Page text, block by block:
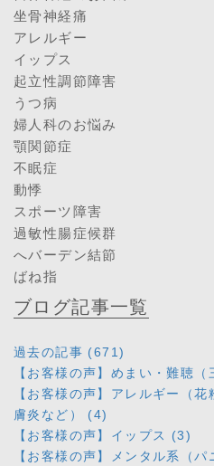
坐骨神経痛
アレルギー
イップス
起立性調節障害
うつ病
婦人科のお悩み
顎関節症
不眠症
動悸
スポーツ障害
過敏性腸症候群
へバーデン結節
ばね指
ブログ記事一覧
過去の記事 (671)
【お客様の声】めまい・難聴
【お客様の声】アレルギー（
膚炎など） (4)
【お客様の声】イップス (3)
【お客様の声】メンタル系（